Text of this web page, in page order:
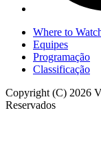
Where to
Equipes
Programação
Classificação
Copyright (C) 2026
Reservados